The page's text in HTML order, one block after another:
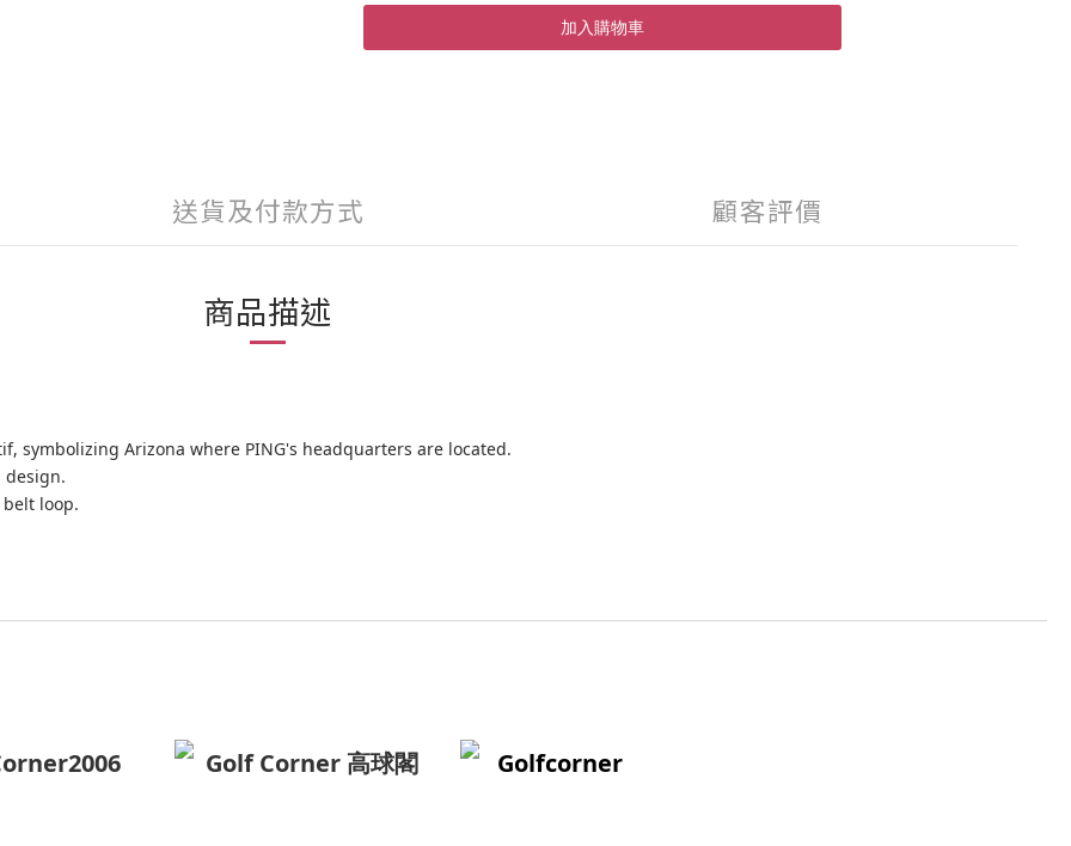
加入購物車
送貨及付款方式 顧客評價
商品描述
symbolizing Arizona where PING's headquarters are located.
design.
loop.
Golf Corner 高球閣 Golfcorner